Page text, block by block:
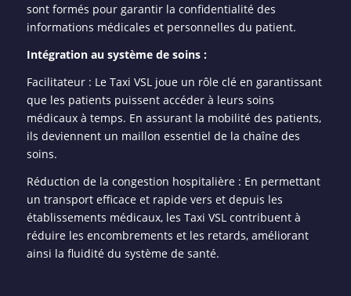
sont formés pour garantir la confidentialité des
informations médicales et personnelles du patient.
Intégration au système de soins :
Facilitateur : Le Taxi VSL joue un rôle clé en garantissant
que les patients puissent accéder à leurs soins
médicaux à temps. En assurant la mobilité des patients,
ils deviennent un maillon essentiel de la chaîne des
soins.
Réduction de la congestion hospitalière : En permettant
un transport efficace et rapide vers et depuis les
établissements médicaux, les Taxi VSL contribuent à
réduire les encombrements et les retards, améliorant
ainsi la fluidité du système de santé.